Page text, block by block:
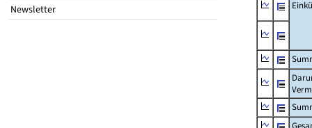
Newsletter